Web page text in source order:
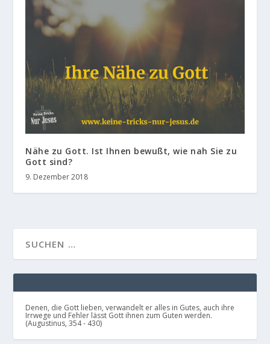
Nähe zu Gott. Ist Ihnen bewußt, wie nah Sie zu
Gott sind?
9. Dezember 2018
Denen, die Gott lieben, verwandelt er alles in Gutes, auch ihre
Irrwege und Fehler lässt Gott ihnen zum Guten werden.
(Augustinus, 354 - 430)